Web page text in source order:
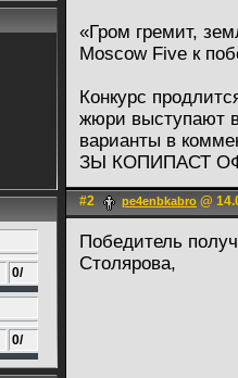
0/
0/
«Гром гремит,
Moscow Five к
Конкурс
жюри выступают
варианты в
ЗЫ КОПИПАСТ
#2 pe4enbkabro @
Победитель
Столярова,